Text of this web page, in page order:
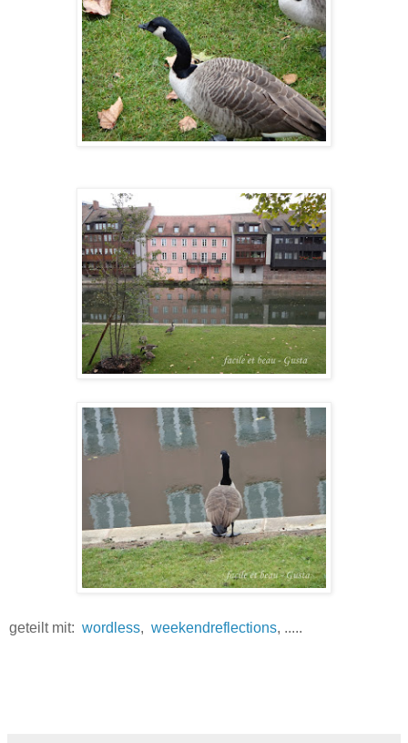
geteilt mit: wordless, weekendreflections, .....